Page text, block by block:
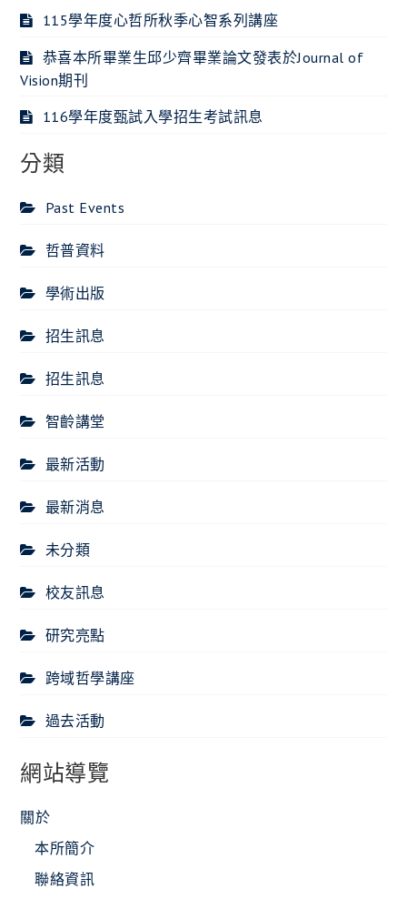
115學年度心哲所秋季心智系列講座
恭喜本所畢業生邱少齊畢業論文發表於Journal of
Vision期刊
116學年度甄試入學招生考試訊息
分類
Past Events
哲普資料
學術出版
招生訊息
招生訊息
智齡講堂
最新活動
最新消息
未分類
校友訊息
研究亮點
跨域哲學講座
過去活動
網站導覽
關於
本所簡介
聯絡資訊